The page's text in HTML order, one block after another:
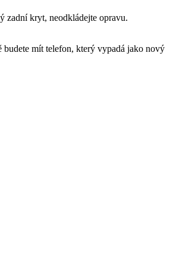
zadní kryt, neodkládejte opravu.
mít telefon, který vypadá jako nový